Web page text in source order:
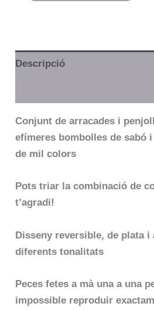
Descripció
Conjunt de arracades i
efímeres bombolles de sabó
de mil colors
Pots triar la combinació de
t’agradi!
Disseny reversible, de plata
diferents tonalitats
Peces fetes a mà una a una
impossible reproduir